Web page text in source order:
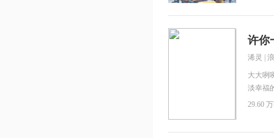
扛把子
少女
答答地
到回答
秦诗晗
出你信
许你
浠灵
大大咧
淡幸福
29.60